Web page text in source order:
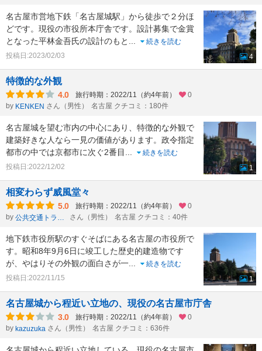
名古屋市営地下鉄「名古屋城駅」から徒歩で２分ほ
どです。現役の市役所本庁舎です。設計募集で金賞
となった平林金吾氏の設計のもと
続きを読む
投稿日:2023/02/03
4
特徴的な外観
4.0 旅行時期：2022/11（約4年前）
0
by KENKEN さん（男性） 名古屋 クチコミ：180件
名古屋城を望む市内の中心にあり、特徴的な外観で
建築好きな人なら一見の価値があります。政令指定
都市の中では京都市に次ぐ2番目
続きを読む
投稿日:2022/12/02
1
相変わらず威風堂々
5.0 旅行時期：2022/11（約4年前）
0
by
公共交通トラベラーken さん（男性） 名古屋 クチコミ：40件
地下鉄市役所駅のすぐそばにある名古屋の市役所で
す。昭和8年9月6日に竣工した歴史的建造物です
が、やはりその外観の面白さが一
続きを読む
投稿日:2022/11/15
1
名古屋城から程近い立地の、現役の名古屋市庁舎
3.0 旅行時期：2022/11（約4年前）
0
by kazuzuka さん（男性） 名古屋 クチコミ：636件